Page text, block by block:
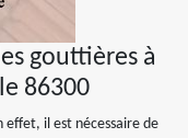
gouttières à
86300
effet, il est nécessaire de